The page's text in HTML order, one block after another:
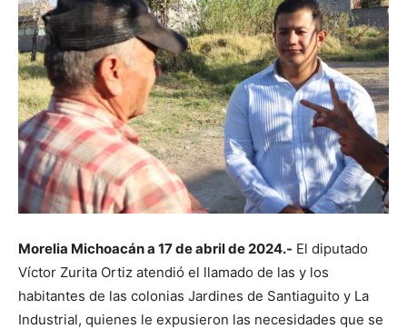
Morelia Michoacán a 17 de abril de 2024.- El diputado
Víctor Zurita Ortiz atendió el llamado de las y los
habitantes de las colonias Jardines de Santiaguito y La
Industrial, quienes le expusieron las necesidades que se